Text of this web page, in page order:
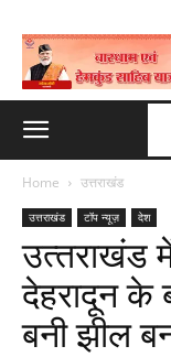
Home उत्तराखंड
उत्तराखंड टॉप न्यूज़ देश
उत्‍तराखंड
देहरादून के
बनी झील